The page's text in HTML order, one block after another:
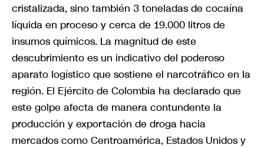
cristalizada, sino también 3 toneladas de cocaína
líquida en proceso y cerca de 19.000 litros de
insumos químicos. La magnitud de este
descubrimiento es un indicativo del poderoso
aparato logístico que sostiene el narcotráfico en la
región. El Ejército de Colombia ha declarado que
este golpe afecta de manera contundente la
producción y exportación de droga hacia
mercados como Centroamérica, Estados Unidos y